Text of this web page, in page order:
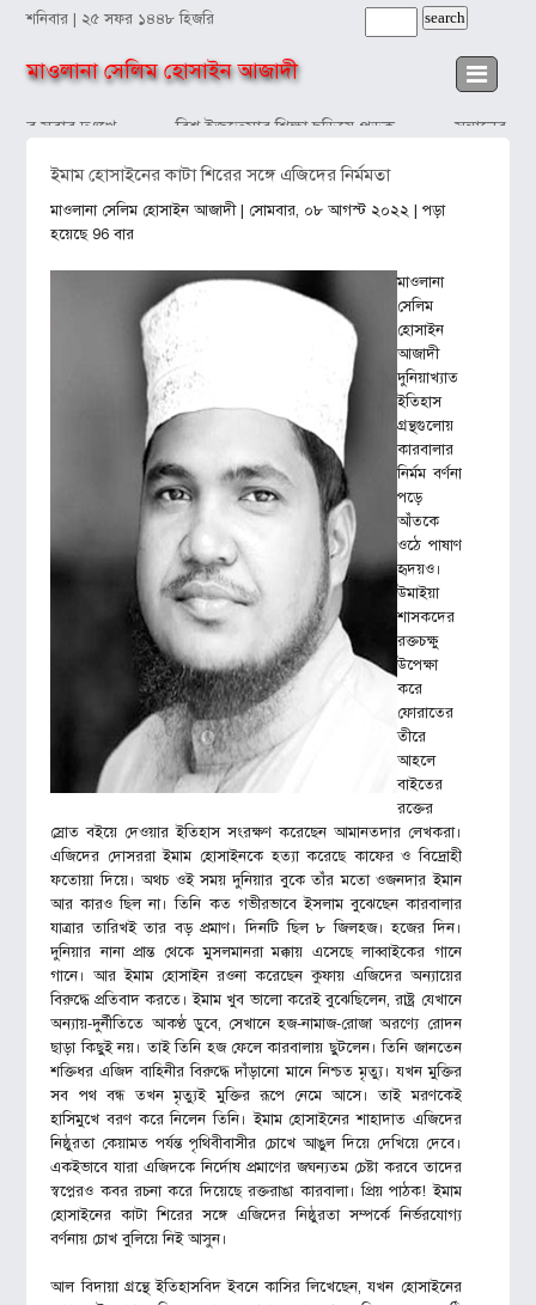
শনিবার | ২৫ সফর ১৪৪৮ হিজরি
মাওলানা সেলিম হোসাইন আজাদী
সবার দুঃখে বিশ্ব ইজতেমার শিক্ষা ছড়িয়ে পড়ুক সন্তানের
ইমাম হোসাইনের কাটা শিরের সঙ্গে এজিদের নির্মমতা
মাওলানা সেলিম হোসাইন আজাদী| সোমবার, ০৮ আগস্ট ২০২২ | পড়া
হয়েছে 96 বার
মাওলানা
সেলিম
হোসাইন
আজাদী
দুনিয়াখ্যাত
ইতিহাস
গ্রন্থগুলোয়
কারবালার
নির্মম বর্ণনা
পড়ে
আঁতকে
ওঠে পাষাণ
হৃদয়ও।
উমাইয়া
শাসকদের
রক্তচক্ষু
উপেক্ষা
করে
ফোরাতের
তীরে
আহলে
বাইতের
রক্তের
স্রোত বইয়ে দেওয়ার ইতিহাস সংরক্ষণ করেছেন আমানতদার লেখকরা।
এজিদের দোসররা ইমাম হোসাইনকে হত্যা করেছে কাফের ও বিদ্রোহী
ফতোয়া দিয়ে। অথচ ওই সময় দুনিয়ার বুকে তাঁর মতো ওজনদার ইমান
আর কারও ছিল না। তিনি কত গভীরভাবে ইসলাম বুঝেছেন কারবালার
যাত্রার তারিখই তার বড় প্রমাণ। দিনটি ছিল ৮ জিলহজ। হজের দিন।
দুনিয়ার নানা প্রান্ত থেকে মুসলমানরা মক্কায় এসেছে লাব্বাইকের গানে
গানে। আর ইমাম হোসাইন রওনা করেছেন কুফায় এজিদের অন্যায়ের
বিরুদ্ধে প্রতিবাদ করতে। ইমাম খুব ভালো করেই বুঝেছিলেন, রাষ্ট্র যেখানে
অন্যায়-দুর্নীতিতে আকণ্ঠ ডুবে, সেখানে হজ-নামাজ-রোজা অরণ্যে রোদন
ছাড়া কিছুই নয়। তাই তিনি হজ ফেলে কারবালায় ছুটলেন। তিনি জানতেন
শক্তিধর এজিদ বাহিনীর বিরুদ্ধে দাঁড়ানো মানে নিশ্চত মৃত্যু। যখন মুক্তির
সব পথ বন্ধ তখন মৃত্যুই মুক্তির রূপে নেমে আসে। তাই মরণকেই
হাসিমুখে বরণ করে নিলেন তিনি। ইমাম হোসাইনের শাহাদাত এজিদের
নিষ্ঠুরতা কেয়ামত পর্যন্ত পৃথিবীবাসীর চোখে আঙুল দিয়ে দেখিয়ে দেবে।
একইভাবে যারা এজিদকে নির্দোষ প্রমাণের জঘন্যতম চেষ্টা করবে তাদের
স্বপ্নেরও কবর রচনা করে দিয়েছে রক্তরাঙা কারবালা। প্রিয় পাঠক! ইমাম
হোসাইনের কাটা শিরের সঙ্গে এজিদের নিষ্ঠুরতা সম্পর্কে নির্ভরযোগ্য
বর্ণনায় চোখ বুলিয়ে নিই আসুন।
আল বিদায়া গ্রন্থে ইতিহাসবিদ ইবনে কাসির লিখেছেন, যখন হোসাইনের